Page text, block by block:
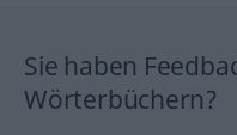
Sie haben
Wörterbüchern?